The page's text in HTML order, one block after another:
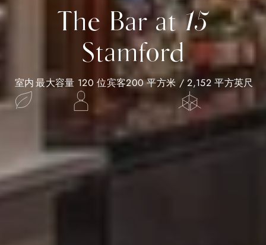
The Bar at 15
Stamford
室内最大容量 120 位宾客200 平方米 / 2,152 平方英尺